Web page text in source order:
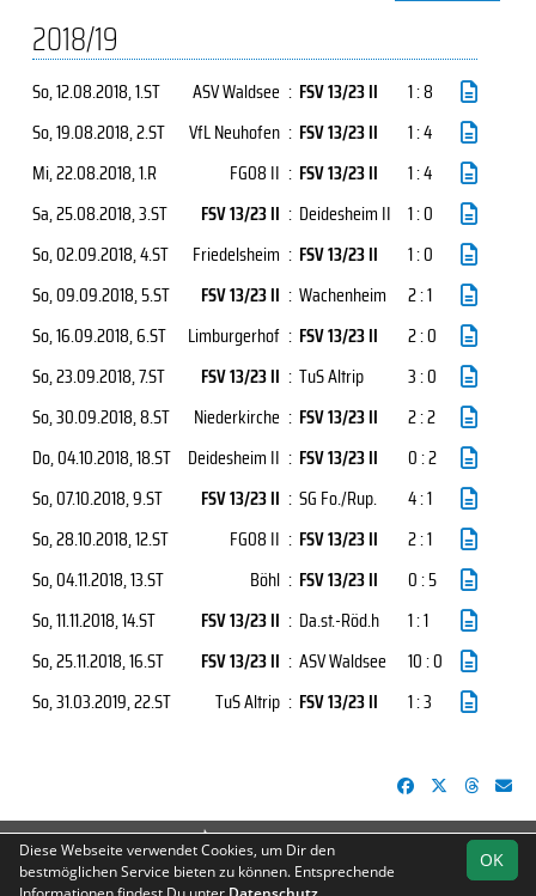
2018/19
So, 12.08.2018, 1.ST ASV Waldsee : FSV 13/23 II
1 : 8
So, 19.08.2018, 2.ST VfL Neuhofen : FSV 13/23 II
1 : 4
Mi, 22.08.2018, 1.R FG08 II : FSV 13/23 II
1 : 4
Sa, 25.08.2018, 3.ST FSV 13/23 II : Deidesheim II 1 : 0
So, 02.09.2018, 4.ST Friedelsheim : FSV 13/23 II
1 : 0
So, 09.09.2018, 5.ST FSV 13/23 II : Wachenheim
2 : 1
So, 16.09.2018, 6.ST Limburgerhof : FSV 13/23 II
2 : 0
So, 23.09.2018, 7.ST FSV 13/23 II : TuS Altrip
3 : 0
So, 30.09.2018, 8.ST Niederkirche : FSV 13/23 II
2 : 2
Do, 04.10.2018, 18.ST Deidesheim II : FSV 13/23 II
0 : 2
So, 07.10.2018, 9.ST FSV 13/23 II : SG Fo./Rup.
4 : 1
So, 28.10.2018, 12.ST FG08 II : FSV 13/23 II
2 : 1
So, 04.11.2018, 13.ST Böhl : FSV 13/23 II
0 : 5
So, 11.11.2018, 14.ST FSV 13/23 II : Da.st.-Röd.h
1 : 1
So, 25.11.2018, 16.ST FSV 13/23 II : ASV Waldsee
10 : 0
So, 31.03.2019, 22.ST TuS Altrip : FSV 13/23 II 1 : 3
soccero.de
© 2006 - 2026 OK
Diese Webseite verwendet Cookies, um Dir den
bestmöglichen Service bieten zu können. Entsprechende